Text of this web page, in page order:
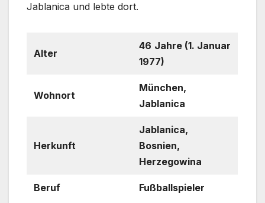
Jablanica und lebte dort.
Alter
46 Jahre (1. Januar
1977)
Wohnort
München,
Jablanica
Herkunft
Jablanica,
Bosnien,
Herzegowina
Beruf Fußballspieler